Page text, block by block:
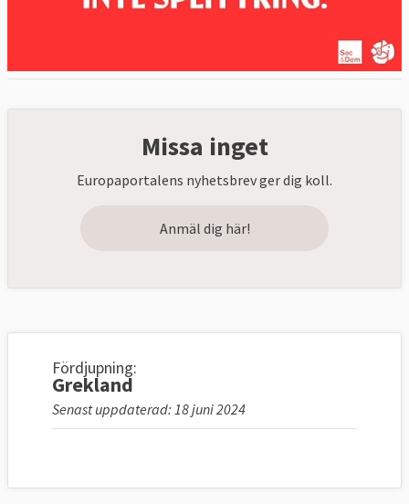
Missa inget
Europaportalens nyhetsbrev ger dig koll.
Anmäl dig här!
Fördjupning:
Grekland
Senast uppdaterad: 18 juni 2024